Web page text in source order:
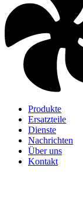
Produkte
Ersatzteile
Dienste
Nachrichten
Über uns
Kontakt